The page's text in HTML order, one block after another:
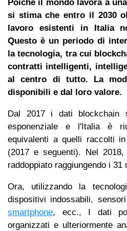
Poiché il mondo lavora a
si stima che entro il 2030
lavoro esistenti in Italia
Questo è un periodo di
la tecnologia, tra cui
contratti intelligenti,
al centro di tutto. La
disponibili e dal loro valore.
Dal 2017 i dati blockchain
esponenziale e l'Italia è
equivalenti a quelli raccolti
(2017 e seguenti). Nel
raddoppiato raggiungendo i 31
Ora, utilizzando la
dispositivi indossabili,
smartphone, ecc., I dati
organizzati e ulteriormente